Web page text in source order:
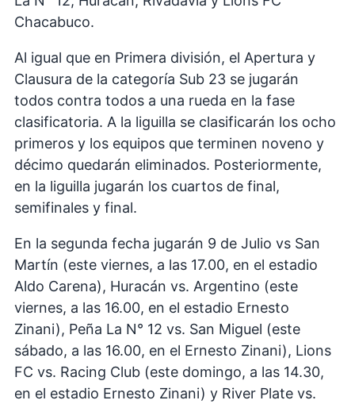
Chacabuco.
Al igual que en Primera división, el Apertura y
Clausura de la categoría Sub 23 se jugarán
todos contra todos a una rueda en la fase
clasificatoria. A la liguilla se clasificarán los ocho
primeros y los equipos que terminen noveno y
décimo quedarán eliminados. Posteriormente,
en la liguilla jugarán los cuartos de final,
semifinales y final.
En la segunda fecha jugarán 9 de Julio vs San
Martín (este viernes, a las 17.00, en el estadio
Aldo Carena), Huracán vs. Argentino (este
viernes, a las 16.00, en el estadio Ernesto
Zinani), Peña La N° 12 vs. San Miguel (este
sábado, a las 16.00, en el Ernesto Zinani), Lions
FC vs. Racing Club (este domingo, a las 14.30,
en el estadio Ernesto Zinani) y River Plate vs.